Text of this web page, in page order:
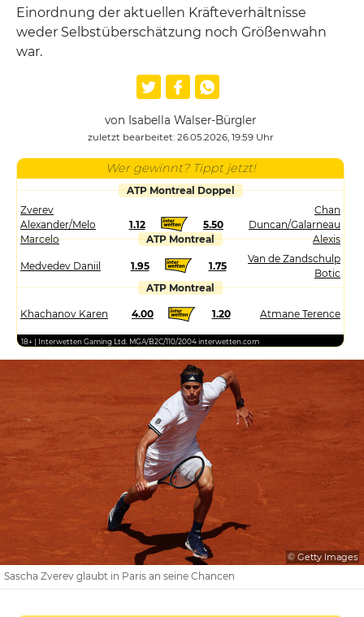
Einordnung der aktuellen Kräfteverhältnisse
weder Selbstüberschätzung noch Größenwahn
war.
von Isabella Walser-Bürgler
zuletzt bearbeitet: 26.05.2026, 19:59 Uhr
Wer gewinnt? Tippt jetzt!
ATP Montreal Doppel
Zverev
Alexander/Melo
Marcelo
1.12 5.50
Chan
Duncan/Galarneau
Alexis
ATP Montreal
Medvedev Daniil 1.95 1.75
Van de Zandschulp
Botic
ATP Montreal
Khachanov Karen 4.00 1.20 Atmane Terence
18+ | Interwetten Gaming Ltd. MGA/B2C/110/2004 interwetten.com
© Getty Images
Sascha Zverev glaubt in Paris an seine Chancen